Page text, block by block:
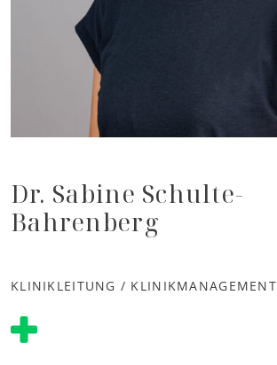
Dr. Sabine Schulte-
Bahrenberg
KLINIKLEITUNG / KLINIKMANAGEMENT